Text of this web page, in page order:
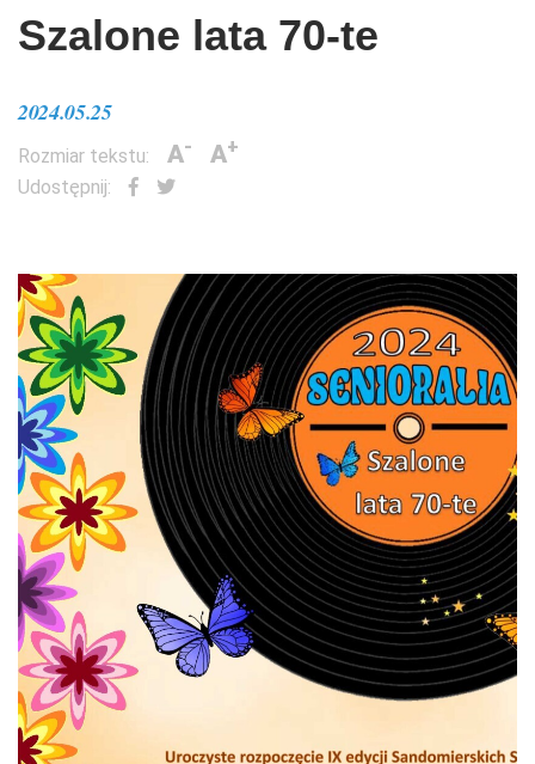
Szalone lata 70-te
2024.05.25
Rozmiar tekstu: A- A+
Udostępnij: